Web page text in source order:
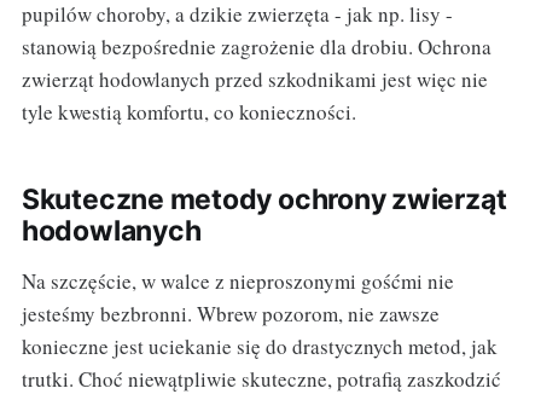
pupilów choroby, a dzikie zwierzęta - jak np. lisy -
stanowią bezpośrednie zagrożenie dla drobiu. Ochrona
zwierząt hodowlanych przed szkodnikami jest więc nie
tyle kwestią komfortu, co konieczności.
Skuteczne metody ochrony zwierząt
hodowlanych
Na szczęście, w walce z nieproszonymi gośćmi nie
jesteśmy bezbronni. Wbrew pozorom, nie zawsze
konieczne jest uciekanie się do drastycznych metod, jak
trutki. Choć niewątpliwie skuteczne, potrafią zaszkodzić